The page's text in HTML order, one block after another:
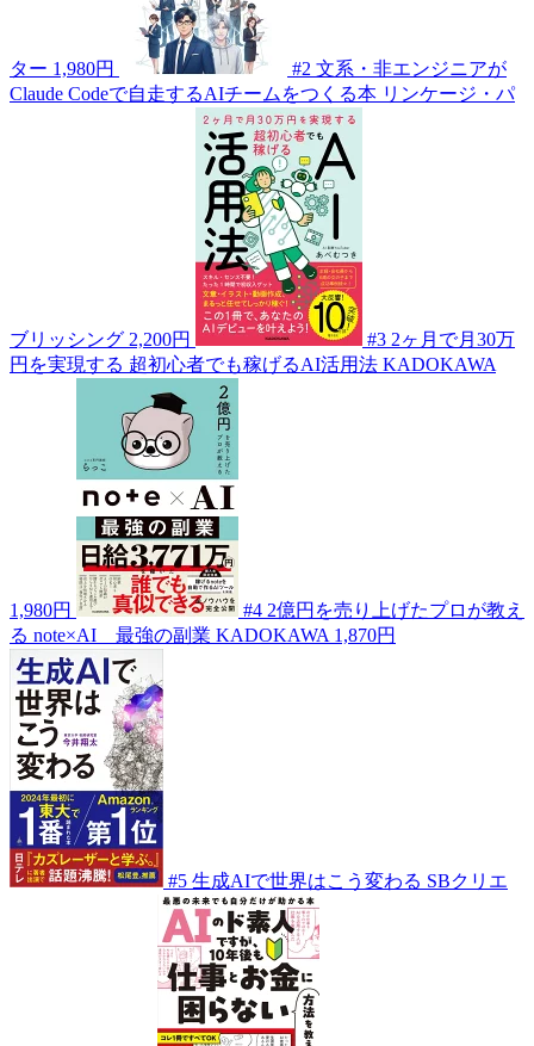
ター 1,980円 #2 文系・非エンジニアが
Claude Codeで自走するAIチームをつくる本 リンケージ・パ
ブリッシング 2,200円 #3 2ヶ月で月30万
円を実現する 超初心者でも稼げるAI活用法 KADOKAWA
1,980円 #4 2億円を売り上げたプロが教え
る note×AI 最強の副業 KADOKAWA 1,870円
#5 生成AIで世界はこう変わる SBクリエ